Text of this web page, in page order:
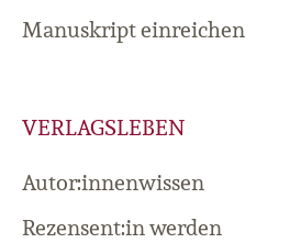
Manuskript einreichen
VERLAGSLEBEN
Autor:innenwissen
Rezensent:in werden